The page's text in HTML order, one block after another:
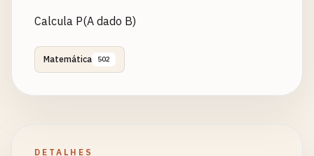
Calcula P(A dado B)
Matemática 502
DETALHES